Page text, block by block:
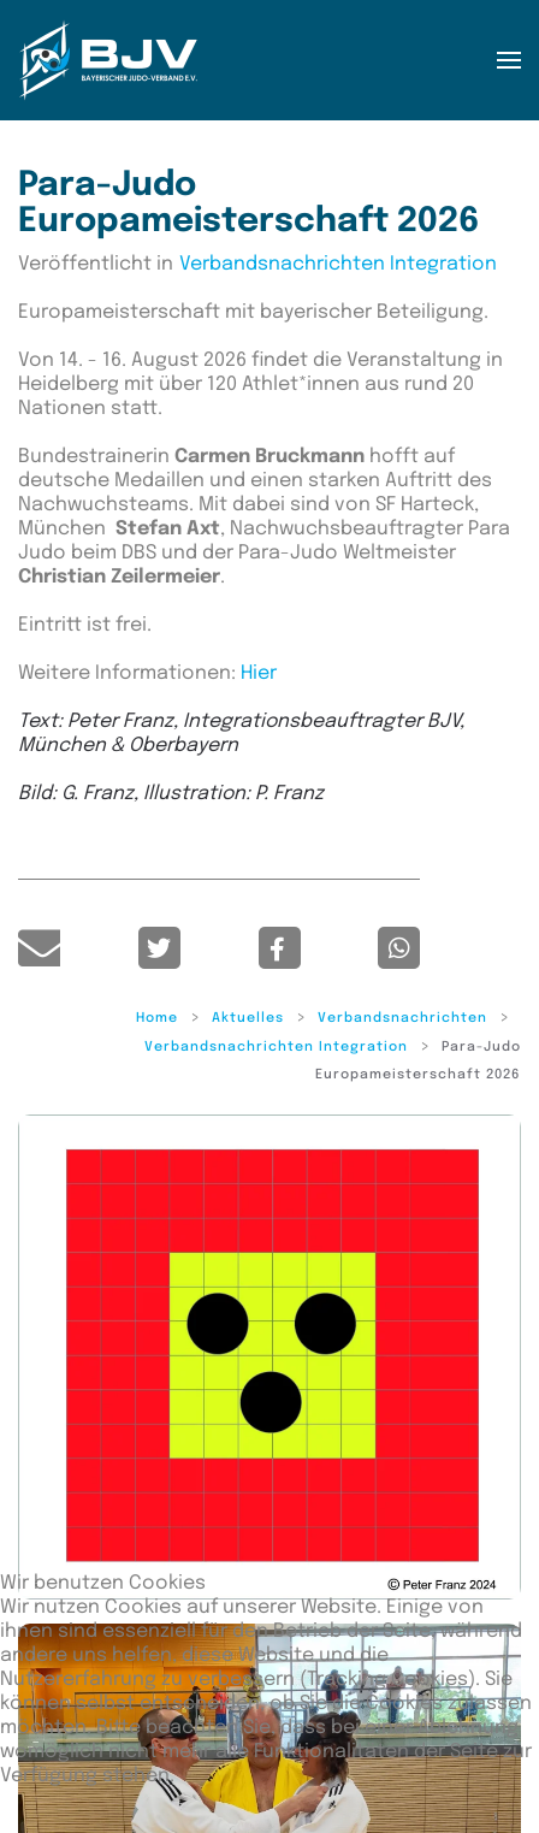
Zum Hauptinhalt springen
Para-Judo
Europameisterschaft 2026
Veröffentlicht in Verbandsnachrichten Integration
Europameisterschaft mit bayerischer Beteiligung.
Von 14. - 16. August 2026 findet die Veranstaltung in
Heidelberg mit über 120 Athlet*innen aus rund 20
Nationen statt.
Bundestrainerin Carmen Bruckmann hofft auf
deutsche Medaillen und einen starken Auftritt des
Nachwuchsteams. Mit dabei sind von SF Harteck,
München Stefan Axt, Nachwuchsbeauftragter Para
Judo beim DBS und der Para-Judo Weltmeister
Christian Zeilermeier.
Eintritt ist frei.
Weitere Informationen: Hier
Text: Peter Franz, Integrationsbeauftragter BJV,
München & Oberbayern
Bild: G. Franz, Illustration: P. Franz
Home Aktuelles
Verbandsnachrichten
Verbandsnachrichten Integration
Para-Judo
Europameisterschaft 2026
Wir benutzen Cookies
Wir nutzen Cookies auf unserer Website. Einige von
ihnen sind essenziell für den Betrieb der Seite, während
andere uns helfen, diese Website und die
Nutzererfahrung zu verbessern (Tracking Cookies). Sie
können selbst entscheiden, ob Sie die Cookies zulassen
möchten. Bitte beachten Sie, dass bei einer Ablehnung
womöglich nicht mehr alle Funktionalitäten der Seite zur
Verfügung stehen.